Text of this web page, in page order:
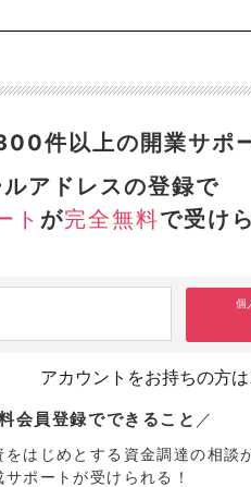
件以上の開業サポ
アドレスの登録で
ト が完全無料で受け
個
アカウントをお持ちの方は
会員登録でできること ／
はじめとする資金調達の相談
ポートが受けられる！